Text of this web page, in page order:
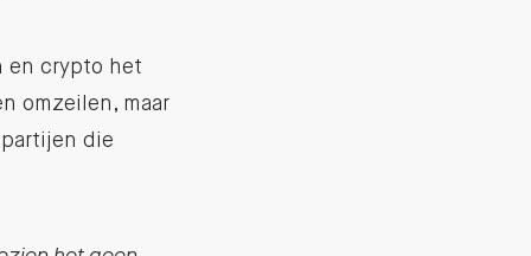
en crypto het
omzeilen, maar
die